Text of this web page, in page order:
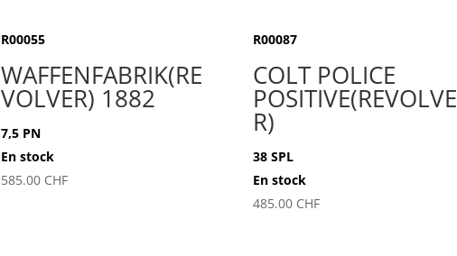
R00055
WAFFENFABRIK(RE
VOLVER) 1882
7,5 PN
En stock
585.00 CHF
R00087
COLT POLICE
POSITIVE(REVOLVE
R)
38 SPL
En stock
485.00 CHF